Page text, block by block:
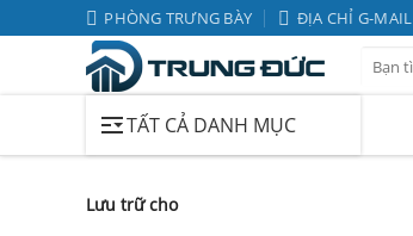
qua
PHÒNG TRƯNG BÀY ĐỊA CHỈ G-MAIL
Tìm
kiếm:
TẤT CẢ DANH MỤC
Lưu trữ cho